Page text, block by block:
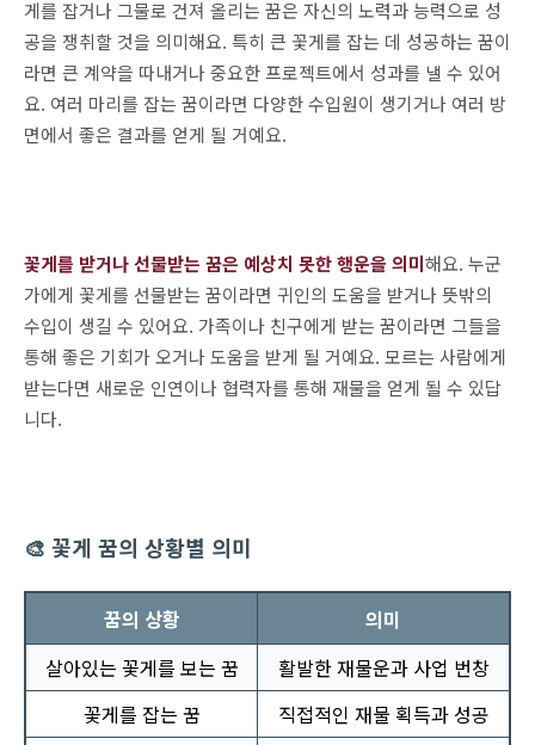
게를 잡거나 그물로 건져 올리는 꿈은 자신의 노력과 능력으로 성
공을 쟁취할 것을 의미해요. 특히 큰 꽃게를 잡는 데 성공하는 꿈이
라면 큰 계약을 따내거나 중요한 프로젝트에서 성과를 낼 수 있어
요. 여러 마리를 잡는 꿈이라면 다양한 수입원이 생기거나 여러 방
면에서 좋은 결과를 얻게 될 거예요.
꽃게를 받거나 선물받는 꿈은 예상치 못한 행운을 의미해요. 누군
가에게 꽃게를 선물받는 꿈이라면 귀인의 도움을 받거나 뜻밖의
수입이 생길 수 있어요. 가족이나 친구에게 받는 꿈이라면 그들을
통해 좋은 기회가 오거나 도움을 받게 될 거예요. 모르는 사람에게
받는다면 새로운 인연이나 협력자를 통해 재물을 얻게 될 수 있답
니다.
🎨 꽃게 꿈의 상황별 의미
꿈의 상황
의미
살아있는 꽃게를 보는 꿈
활발한 재물운과 사업 번창
꽃게를 잡는 꿈
직접적인 재물 획득과 성공